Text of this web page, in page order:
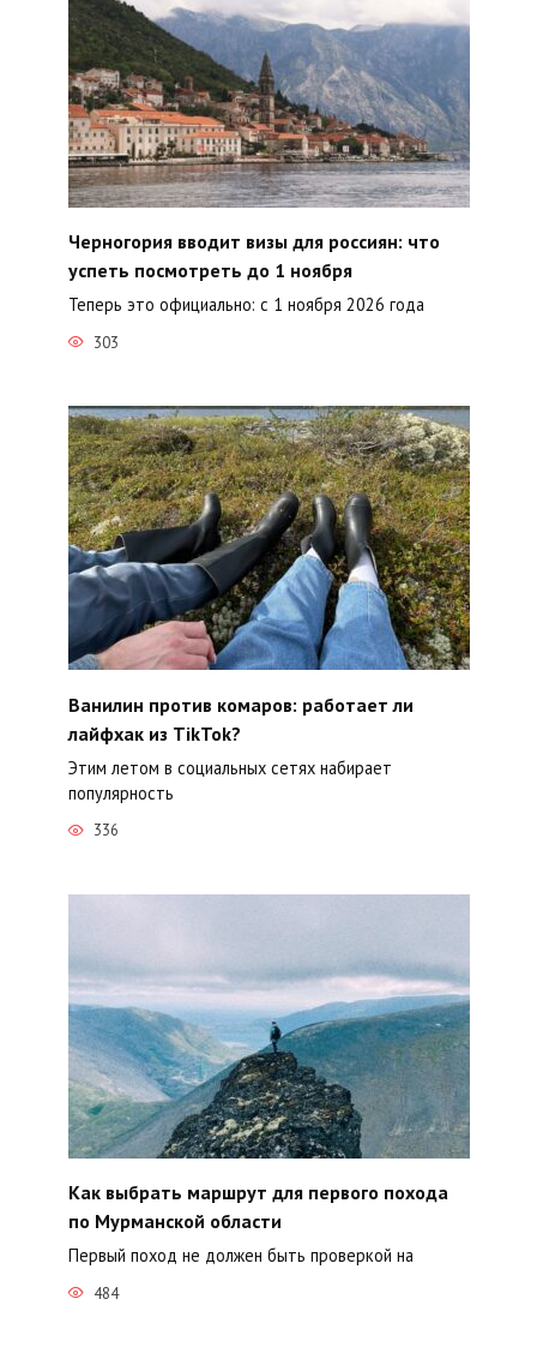
Черногория вводит визы для россиян: что
успеть посмотреть до 1 ноября
Теперь это официально: с 1 ноября 2026 года
303
Ванилин против комаров: работает ли
лайфхак из TikTok?
Этим летом в социальных сетях набирает
популярность
336
Как выбрать маршрут для первого похода
по Мурманской области
Первый поход не должен быть проверкой на
484